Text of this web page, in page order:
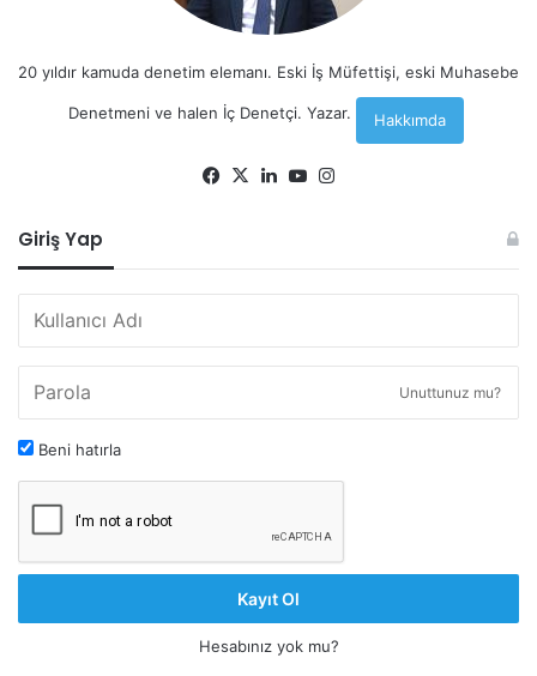
20 yıldır kamuda denetim elemanı. Eski İş Müfettişi, eski Muhasebe
Denetmeni ve halen İç Denetçi. Yazar. Hakkımda
Facebook
X LinkedInYouTube
Giriş Yap
Unuttunuz mu?
Beni hatırla
Kayıt Ol
Hesabınız yok mu?